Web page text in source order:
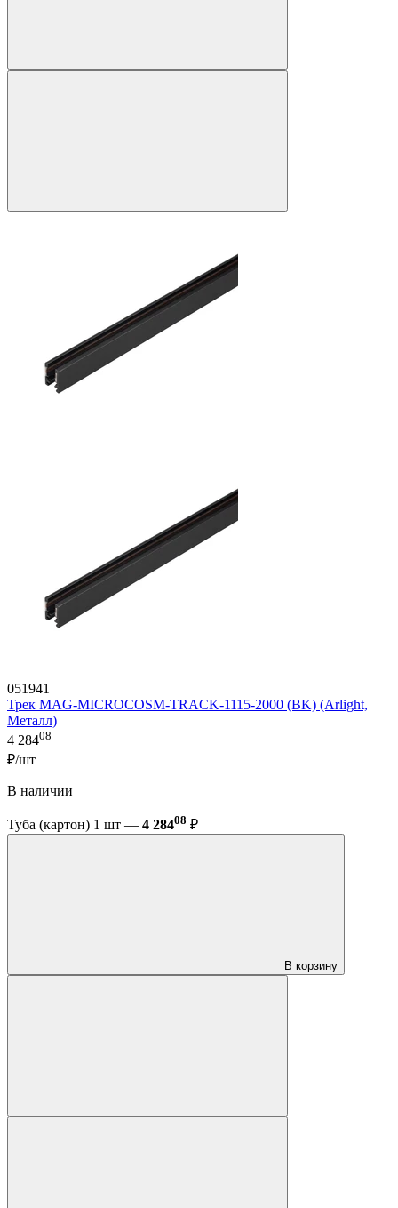
051941
Трек MAG-MICROCOSM-TRACK-1115-2000 (BK) (Arlight,
Металл)
4 28408
₽/шт
В наличии
Туба (картон) 1 шт — 4 28408 ₽
В корзину